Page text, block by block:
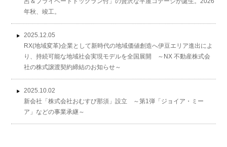
年秋、竣工。
2025.12.05
RX(地域変革)企業として新時代の地域価値創造へ伊豆エリア進出によ
り、持続可能な地域社会実現モデルを全国展開 ～NX 不動産株式会
社の株式譲渡契約締結のお知らせ～
2025.10.02
新会社「株式会社おむすび那須」設立 ～第1弾「ジョイア・ミー
ア」などの事業承継～